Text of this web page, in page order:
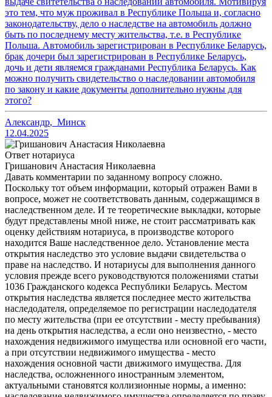
это тем, что муж проживал в Республике Польша и, согласно
законодательству, дело о наследстве на автомобиль должно
быть по последнему месту жительства, т.е. в Республике
Польша. Автомобиль зарегистрирован в Республике Беларусь,
брак дочери был зарегистрирован в Республике Беларусь,
дочь и дети являемся гражданами Республика Беларусь. Как
можно получить свидетельство о наследовании автомобиля
по закону и какие документы дополнительно нужны для
этого?
Александр, Минск
12.04.2025
Ответ нотариуса
Гришанович Анастасия Николаевна
Давать комментарии по заданному вопросу сложно.
Поскольку тот объем информации, который отражен Вами в
вопросе, может не соответствовать данным, содержащимся в
наследственном деле. И те теоретические выкладки, которые
будут представлены мной ниже, не стоит рассматривать как
оценку действиям нотариуса, в производстве которого
находится Ваше наследственное дело. Установление места
открытия наследство это условие выдачи свидетельства о
праве на наследство. И нотариусы для выполнения данного
условия прежде всего руководствуются положениями статьи
1036 Гражданского кодекса Республики Беларусь. Местом
открытия наследства является последнее место жительства
наследодателя, определяемое по регистрации наследодателя
по месту жительства (при ее отсутствии - месту пребывания)
на день открытия наследства, а если оно неизвестно, - место
нахождения недвижимого имущества или основной его части,
а при отсутствии недвижимого имущества - место
нахождения основной части движимого имущества. Для
наследства, осложненного иностранным элементом,
актуальными становятся коллизионные нормы, а именно: